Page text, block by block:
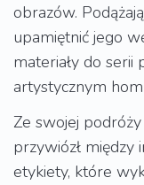
obrazów.
upamiętnić jego
materiały do serii
artystycznym
Ze swojej
przywiózł między
etykiety, które